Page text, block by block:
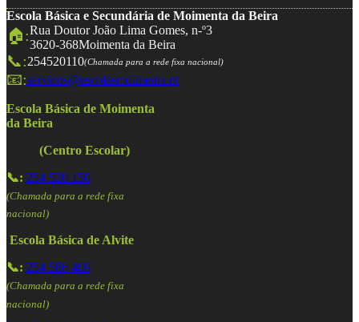
Escola Básica e Secundária de Moimenta da Beira
🏠:Rua Doutor João Lima Gomes, n-º3
3620-368Moimenta da Beira
📞:254520110(Chamada para a rede fixa nacional)
📧:servicos@escolasmoimenta.pt
Escola Básica de Moimenta
da Beira
(Centro Escolar)
📞: 254 520 150
(Chamada para a rede fixa
nacional)
Escola Básica de Alvite
📞: 254 586 409
(Chamada para a rede fixa
nacional)